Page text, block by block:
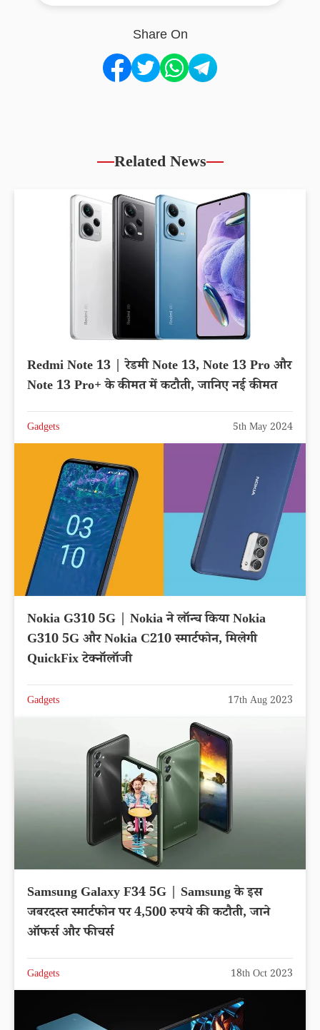
Share On
Related News
Redmi Note 13 | रेडमी Note 13, Note 13 Pro और
Note 13 Pro+ के कीमत में कटौती, जानिए नई कीमत
Gadgets 5th May 2024
Nokia G310 5G | Nokia ने लॉन्च किया Nokia
G310 5G और Nokia C210 स्मार्टफोन, मिलेगी
QuickFix टेक्नॉलॉजी
Gadgets 17th Aug 2023
Samsung Galaxy F34 5G | Samsung के इस
जबरदस्त स्मार्टफोन पर 4,500 रुपये की कटौती, जाने
ऑफर्स और फीचर्स
Gadgets 18th Oct 2023